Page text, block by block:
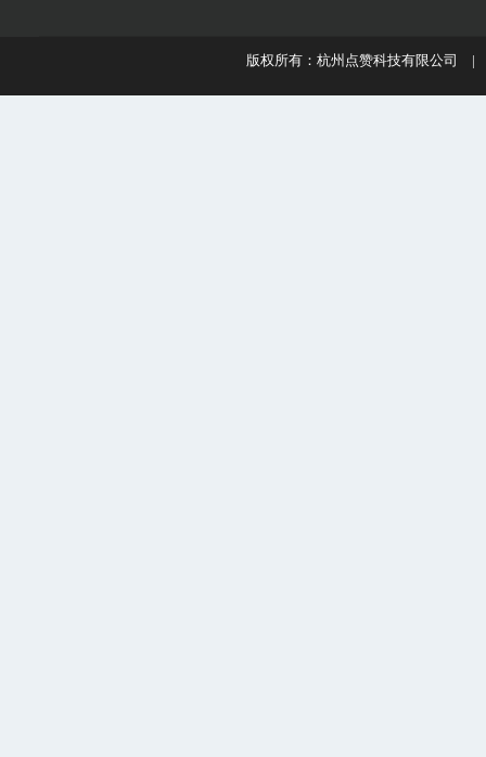
版权所有：杭州点赞科技有限公司